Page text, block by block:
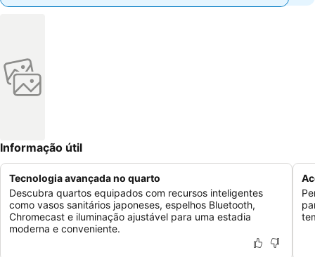
Informação útil
Tecnologia avançada no quarto
Descubra quartos equipados com recursos inteligentes
como vasos sanitários japoneses, espelhos Bluetooth,
Chromecast e iluminação ajustável para uma estadia
moderna e conveniente.